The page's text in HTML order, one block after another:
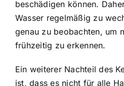
beschädigen können.
Wasser regelmäßig zu
genau zu beobachten, um
frühzeitig zu erkennen.
Ein weiterer Nachteil des
ist, dass es nicht für alle